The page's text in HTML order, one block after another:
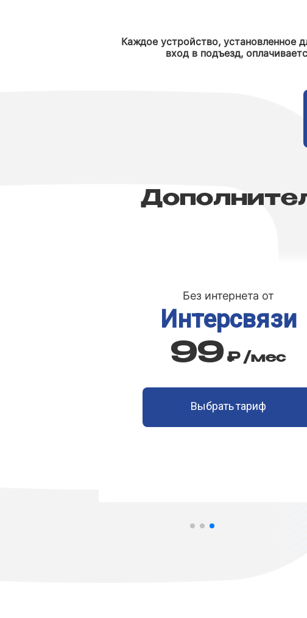
Каждое устройство, установленное
вход в подъезд,
Для абонентов на тарифе
Старти выше
0 ₽ /мес
Выбрать тариф